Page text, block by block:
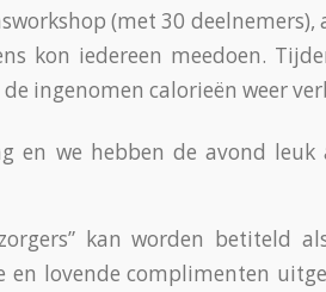
(met 30 deelnemers),
kon iedereen meedoen.
ingenomen calorieën weer
en we hebben de avond leuk
kan worden betiteld
en lovende complimenten